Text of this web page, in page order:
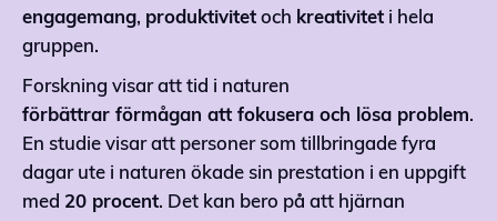
engagemang, produktivitet och kreativitet i hela
gruppen.
Forskning visar att tid i naturen
förbättrar förmågan att fokusera och lösa problem.
En studie visar att personer som tillbringade fyra
dagar ute i naturen ökade sin prestation i en uppgift
med 20 procent. Det kan bero på att hjärnan